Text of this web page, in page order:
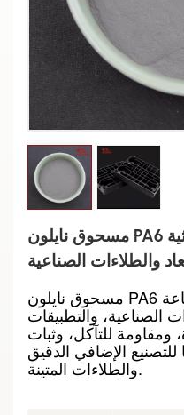
مسحوق نايلون PA6 عالي الأداء للطباعة ثلاثية
والطلاءات الصناعية
مسحوق نايلون PA6 عالي الأداء، مصمم للطباعة
الصناعية، والتطبيقات
ومقاومة للتآكل، وثبات
الإضافي الدقيق
والطلاءات المتينة.